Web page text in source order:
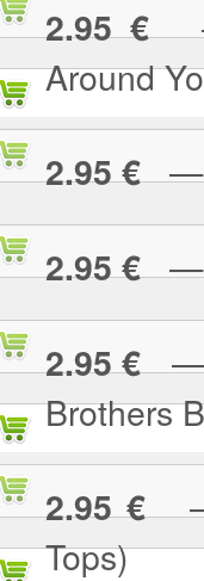
2.95 €—
Around
2.95 €—
2.95 €—
2.95 €—
Brothers
2.95 €—
Tops)